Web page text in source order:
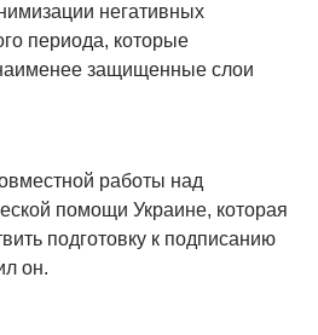
негативных
периода, которые
защищенные слои
работы над
помощи Украине, которая
подготовку к подписанию
он.